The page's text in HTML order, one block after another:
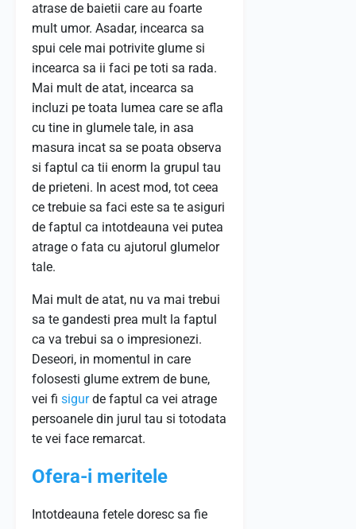
atrase de baietii care au foarte
mult umor. Asadar, incearca sa
spui cele mai potrivite glume si
incearca sa ii faci pe toti sa rada.
Mai mult de atat, incearca sa
incluzi pe toata lumea care se afla
cu tine in glumele tale, in asa
masura incat sa se poata observa
si faptul ca tii enorm la grupul tau
de prieteni. In acest mod, tot ceea
ce trebuie sa faci este sa te asiguri
de faptul ca intotdeauna vei putea
atrage o fata cu ajutorul glumelor
tale.
Mai mult de atat, nu va mai trebui
sa te gandesti prea mult la faptul
ca va trebui sa o impresionezi.
Deseori, in momentul in care
folosesti glume extrem de bune,
vei fi sigurde faptul ca vei atrage
persoanele din jurul tau si totodata
te vei face remarcat.
Ofera-i meritele
Intotdeauna fetele doresc sa fie